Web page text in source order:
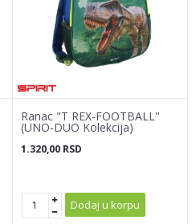
Ranac "T REX-FOOTBALL''
(UNO-DUO Kolekcija)
1.320,00 RSD
Dodaj u korpu